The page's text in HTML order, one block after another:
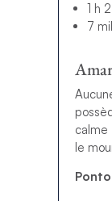
1 h
7
calme
le